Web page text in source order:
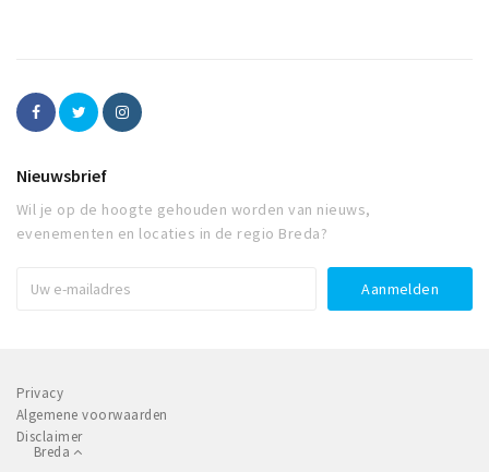
Nieuwsbrief
Wil je op de hoogte gehouden worden van nieuws,
evenementen en locaties in de regio Breda?
Privacy
Algemene voorwaarden
Disclaimer
Breda